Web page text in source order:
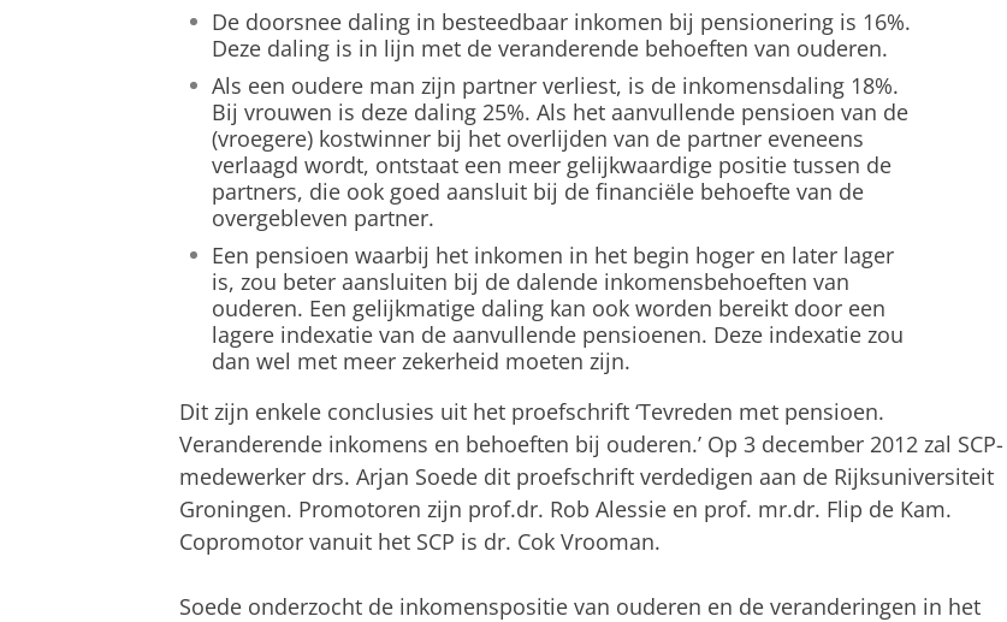
De doorsnee daling in besteedbaar inkomen bij pensionering is 16%.
Deze daling is in lijn met de veranderende behoeften van ouderen.
Als een oudere man zijn partner verliest, is de inkomensdaling 18%.
Bij vrouwen is deze daling 25%. Als het aanvullende pensioen van de
(vroegere) kostwinner bij het overlijden van de partner eveneens
verlaagd wordt, ontstaat een meer gelijkwaardige positie tussen de
partners, die ook goed aansluit bij de financiële behoefte van de
overgebleven partner.
Een pensioen waarbij het inkomen in het begin hoger en later lager
is, zou beter aansluiten bij de dalende inkomensbehoeften van
ouderen. Een gelijkmatige daling kan ook worden bereikt door een
lagere indexatie van de aanvullende pensioenen. Deze indexatie zou
dan wel met meer zekerheid moeten zijn.
Dit zijn enkele conclusies uit het proefschrift ‘Tevreden met pensioen.
Veranderende inkomens en behoeften bij ouderen.’ Op 3 december 2012 zal SCP-
medewerker drs. Arjan Soede dit proefschrift verdedigen aan de Rijksuniversiteit
Groningen. Promotoren zijn prof.dr. Rob Alessie en prof. mr.dr. Flip de Kam.
Copromotor vanuit het SCP is dr. Cok Vrooman.
Soede onderzocht de inkomenspositie van ouderen en de veranderingen in het